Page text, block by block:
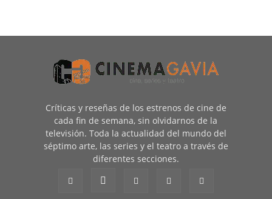
Críticas y reseñas de los estrenos de cine de
cada fin de semana, sin olvidarnos de la
televisión. Toda la actualidad del mundo del
séptimo arte, las series y el teatro a través de
diferentes secciones.